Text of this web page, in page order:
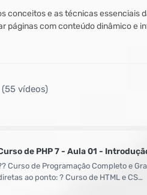
conceitos e as técnicas essenciais
páginas com conteúdo dinâmico e
(55 vídeos)
de PHP 7 - Aula 01 -
Curso de Programação Completo e
ao ponto: ? Curso de HTML e CS…